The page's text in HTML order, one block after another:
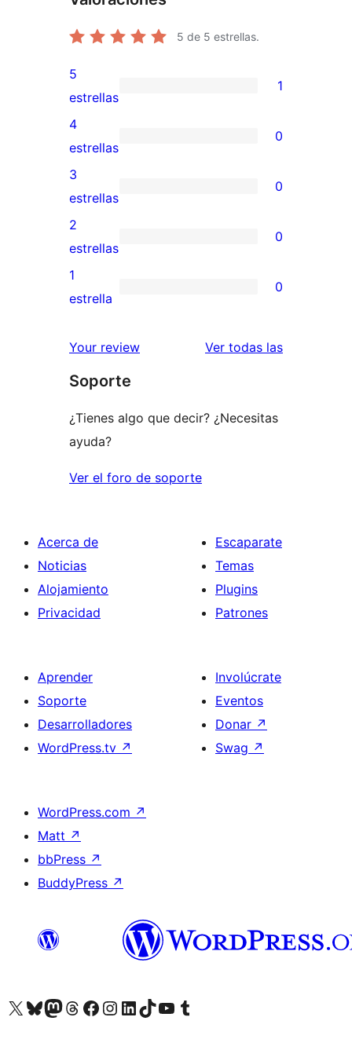
5 de 5 estrellas.
1
valoración
de
5
estrellas
5
estrellas
1
0
valoraciones
de
4
estrellas
4
estrellas
0
0
valoraciones
de
3
estrellas
3
estrellas
0
0
valoraciones
de
estrellas
2
estrellas
0
0
de
estrellas
1
estrella
0
Your review Ver todas las
Soporte
¿Tienes algo que decir? ¿Necesitas
ayuda?
Ver el foro de soporte
Acerca de
Noticias
Alojamiento
Privacidad
Escaparate
Temas
Plugins
Patrones
Aprender
Soporte
Desarrolladores
WordPress.tv ↗
Involúcrate
Eventos
Donar ↗
Swag ↗
WordPress.com ↗
Matt ↗
bbPress ↗
BuddyPress ↗
Visita nuestra cuenta de X (anteriormente Twitter)
Visita nuestra cuenta de Bluesky
Visita nuestra cuenta de Mastodon
Visita nuestra cuenta de Threads
Visita nuestra página de Facebook
Visita nuestra cuenta de Instagram
Visita nuestra cuenta de LinkedIn
Visita nuestra cuenta de TikTok
Visita nuestro canal de YouTube
Visita nuestra cuenta de Tumblr